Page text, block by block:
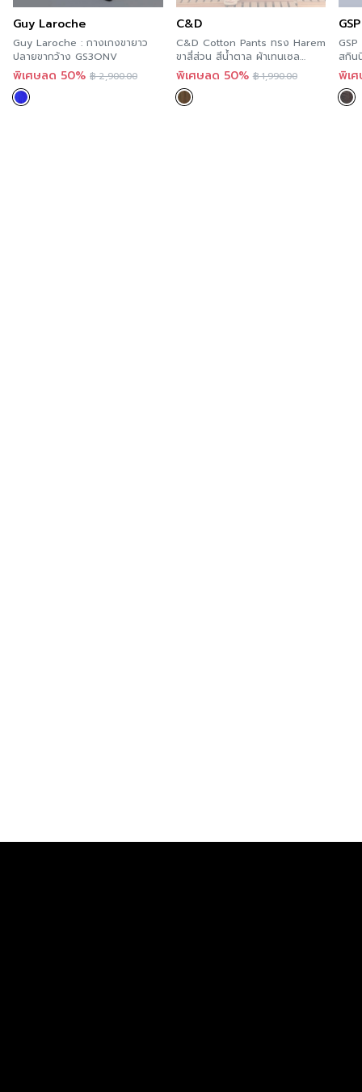
แล้ววันที่ทุกร้านสาขา ตามรายละเอียดStore Locationนี้
และสะดวกกว่า เพราะคุณสามารถสั่งทางออนไลน์ได้ทันที ที่
A’MAZE Multi Store เวปไซต์ที่พร้อมบริการคุณตลอด 24
ชั่วโมง พร้อมมีบริการส่งทั่วประเทศ
Additional product information
Guy Laroche
Guy Laroche : กางเกงขายาว
ปลายขากว้าง GS3ONV
พิเศษลด 50% ฿2,900.00
C&D
C&D Cotton Pants ทรง Harem
ขาสี่ส่วน สีน้ำตาล ผ้าเทนเซล
CS39DR
พิเศษลด 50% ฿1,990.00
GSP
สกิน
พิเ